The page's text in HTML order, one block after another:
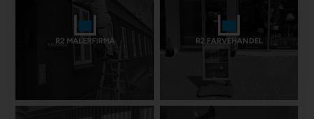
R2 MALERFIRMA R2 FARVEHANDEL